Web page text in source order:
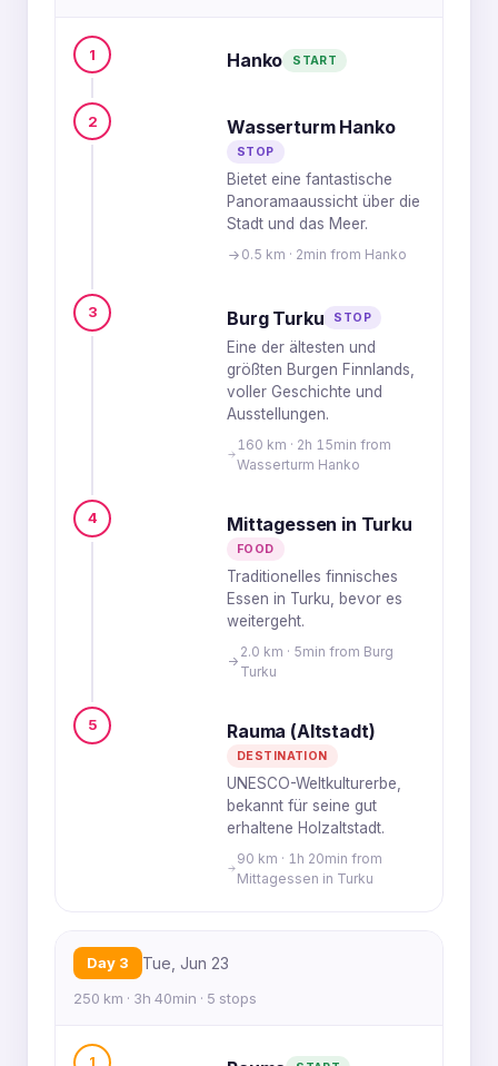
1 Hanko START
2 Wasserturm Hanko
STOP
Bietet eine fantastische
Panoramaaussicht über die
Stadt und das Meer.
0.5 km · 2min from Hanko
3 Burg Turku STOP
Eine der ältesten und
größten Burgen Finnlands,
voller Geschichte und
Ausstellungen.
160 km · 2h 15min from
Wasserturm Hanko
4 Mittagessen in Turku
FOOD
Traditionelles finnisches
Essen in Turku, bevor es
weitergeht.
2.0 km · 5min from Burg
Turku
5 Rauma (Altstadt)
DESTINATION
UNESCO-Weltkulturerbe,
bekannt für seine gut
erhaltene Holzaltstadt.
90 km · 1h 20min from
Mittagessen in Turku
Day 3 Tue, Jun 23
250 km · 3h 40min · 5 stops
1